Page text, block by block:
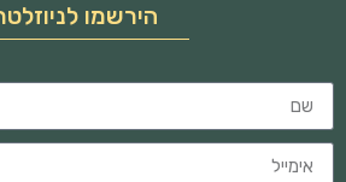
הירשמו